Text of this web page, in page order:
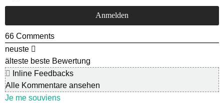
66 Comments
neuste
älteste beste Bewertung
Inline Feedbacks
Alle Kommentare ansehen
Je me souviens